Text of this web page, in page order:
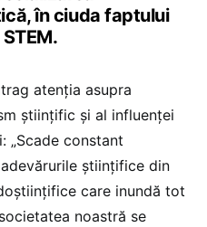
în ciuda faptului
atenția asupra
științific și al influenței
„Scade constant
științifice din
care inundă tot
noastră se